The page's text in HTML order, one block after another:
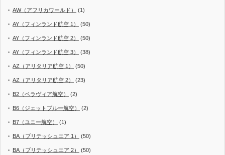
AW（アフリカワールド） (1)
AY（フィンランド航空 1） (50)
AY（フィンランド航空 2） (50)
AY（フィンランド航空 3） (38)
AZ（アリタリア航空 1） (50)
AZ（アリタリア航空 2） (23)
B2（ベラヴィア航空） (2)
B6（ジェットブルー航空） (2)
B7（ユニー航空） (1)
BA（ブリテッシュエア 1） (50)
BA（ブリテッシュエア 2） (50)